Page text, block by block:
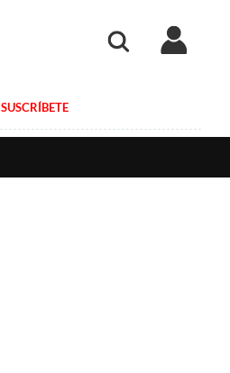
SUSCRÍBETE